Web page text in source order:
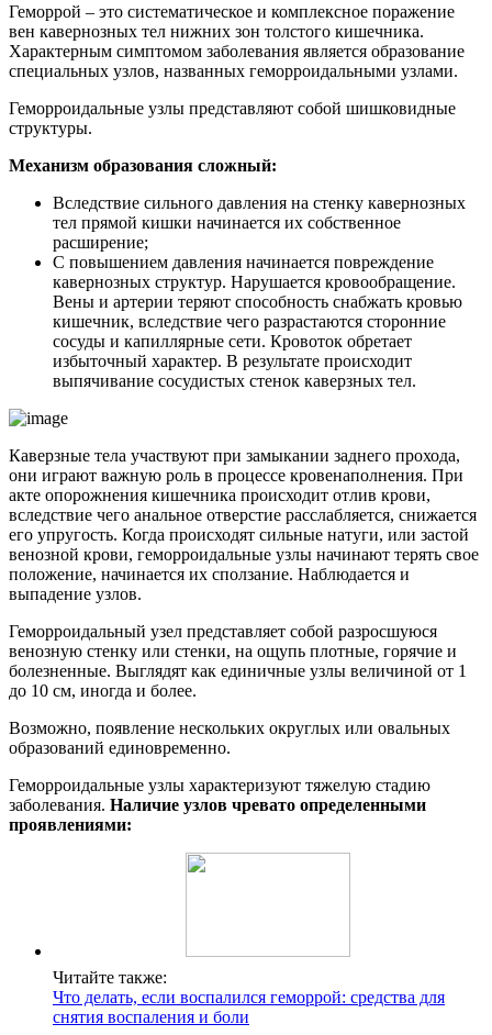
Геморрой – это систематическое и комплексное поражение
вен кавернозных тел нижних зон толстого кишечника.
Характерным симптомом заболевания является образование
специальных узлов, названных геморроидальными узлами.
Геморроидальные узлы представляют собой шишковидные
структуры.
Механизм образования сложный:
Вследствие сильного давления на стенку кавернозных
тел прямой кишки начинается их собственное
расширение;
С повышением давления начинается повреждение
кавернозных структур. Нарушается кровообращение.
Вены и артерии теряют способность снабжать кровью
кишечник, вследствие чего разрастаются сторонние
сосуды и капиллярные сети. Кровоток обретает
избыточный характер. В результате происходит
выпячивание сосудистых стенок каверзных тел.
Каверзные тела участвуют при замыкании заднего прохода,
они играют важную роль в процессе кровенаполнения. При
акте опорожнения кишечника происходит отлив крови,
вследствие чего анальное отверстие расслабляется, снижается
его упругость. Когда происходят сильные натуги, или застой
венозной крови, геморроидальные узлы начинают терять свое
положение, начинается их сползание. Наблюдается и
выпадение узлов.
Геморроидальный узел представляет собой разросшуюся
венозную стенку или стенки, на ощупь плотные, горячие и
болезненные. Выглядят как единичные узлы величиной от 1
до 10 см, иногда и более.
Возможно, появление нескольких округлых или овальных
образований единовременно.
Геморроидальные узлы характеризуют тяжелую стадию
заболевания. Наличие узлов чревато определенными
проявлениями:
Читайте также:
Что делать, если воспалился геморрой: средства для
снятия воспаления и боли